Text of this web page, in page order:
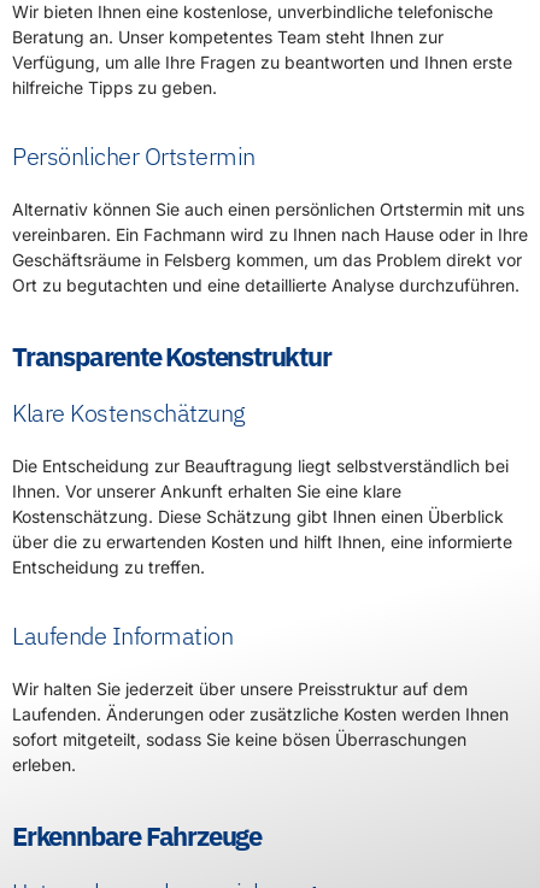
Wir bieten Ihnen eine kostenlose, unverbindliche telefonische
Beratung an. Unser kompetentes Team steht Ihnen zur
Verfügung, um alle Ihre Fragen zu beantworten und Ihnen erste
hilfreiche Tipps zu geben.
Persönlicher Ortstermin
Alternativ können Sie auch einen persönlichen Ortstermin mit uns
vereinbaren. Ein Fachmann wird zu Ihnen nach Hause oder in Ihre
Geschäftsräume in Felsberg kommen, um das Problem direkt vor
Ort zu begutachten und eine detaillierte Analyse durchzuführen.
Transparente Kostenstruktur
Klare Kostenschätzung
Die Entscheidung zur Beauftragung liegt selbstverständlich bei
Ihnen. Vor unserer Ankunft erhalten Sie eine klare
Kostenschätzung. Diese Schätzung gibt Ihnen einen Überblick
über die zu erwartenden Kosten und hilft Ihnen, eine informierte
Entscheidung zu treffen.
Laufende Information
Wir halten Sie jederzeit über unsere Preisstruktur auf dem
Laufenden. Änderungen oder zusätzliche Kosten werden Ihnen
sofort mitgeteilt, sodass Sie keine bösen Überraschungen
erleben.
Erkennbare Fahrzeuge